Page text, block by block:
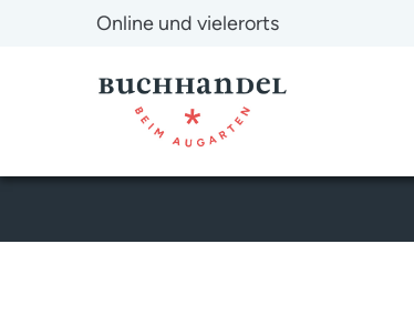
Online und vielerorts